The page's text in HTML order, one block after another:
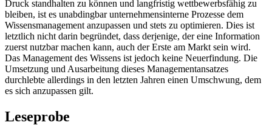
Druck standhalten zu können und langfristig wettbewerbsfähig zu
bleiben, ist es unabdingbar unternehmensinterne Prozesse dem
Wissensmanagement anzupassen und stets zu optimieren. Dies ist
letztlich nicht darin begründet, dass derjenige, der eine Information
zuerst nutzbar machen kann, auch der Erste am Markt sein wird.
Das Management des Wissens ist jedoch keine Neuerfindung. Die
Umsetzung und Ausarbeitung dieses Managementansatzes
durchlebte allerdings in den letzten Jahren einen Umschwung, dem
es sich anzupassen gilt.
Leseprobe